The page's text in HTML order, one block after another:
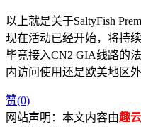
以上就是关于SaltyFish
现在活动已经开始，将持
毕竟接入CN2 GIA线路的
内访问使用还是欧美地区
赞(0)
网站声明：本文内容由趣